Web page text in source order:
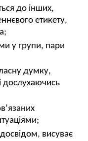
до інших,
етикету,
у групи, пари
думку,
дослухаючись
висуває